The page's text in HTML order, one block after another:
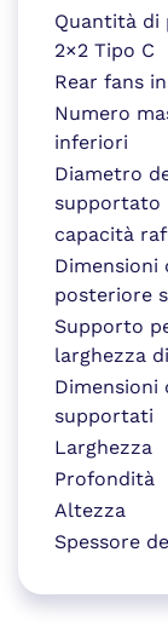
Quantità di
2×2 Tipo C
Rear fans
Numero
inferiori
Diametro
supportato
capacità
Dimensioni
posteriore
Supporto
larghezza
Dimensioni
supportati
Larghezza
Profondità
Altezza
Spessore